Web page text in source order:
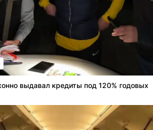
выдавал кредиты под 120% годовых